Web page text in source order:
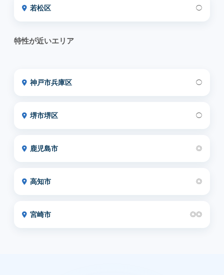
若松区 ◯
特性が近いエリア
神戸市兵庫区 ◯
堺市堺区 ◯
鹿児島市 ◎
高知市 ◎
宮崎市 ◎◎